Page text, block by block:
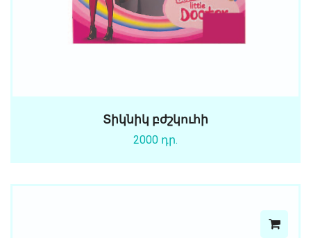
Տիկնիկ բժշկուհի
2000 դր.